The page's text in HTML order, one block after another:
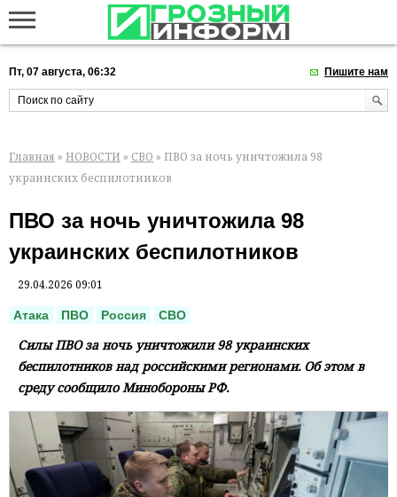
Пт, 07 августа, 06:32 Пишите нам
Главная » НОВОСТИ » СВО » ПВО за ночь уничтожила 98
украинских беспилотников
ПВО за ночь уничтожила 98
украинских беспилотников
29.04.2026 09:01
Атака ПВО Россия СВО
Силы ПВО за ночь уничтожили 98 украинских
беспилотников над российскими регионами. Об этом в
среду сообщило Минобороны РФ.